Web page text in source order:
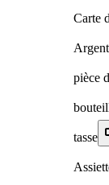
Carte
pièce
tasse